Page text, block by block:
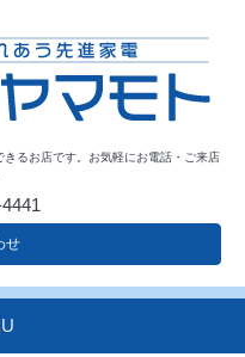
きるお店です。お気軽にお電話・ご来店
せ